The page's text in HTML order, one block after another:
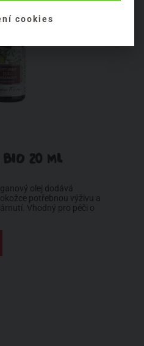
BIO 20 ML
olej dodává
potřebnou výživu a
Vhodný pro péči o
cookies